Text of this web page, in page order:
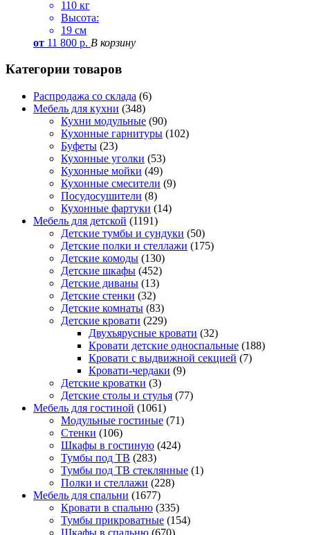
110 кг
Высота:
19 см
от 11 800 р. В корзину
Категории товаров
Распродажа со склада (6)
Мебель для кухни (348)
Кухни модульные (90)
Кухонные гарнитуры (102)
Буфеты (23)
Кухонные уголки (53)
Кухонные мойки (49)
Кухонные смесители (9)
Посудосушители (8)
Кухонные фартуки (14)
Мебель для детской (1191)
Детские тумбы и сундуки (50)
Детские полки и стеллажи (175)
Детские комоды (130)
Детские шкафы (452)
Детские диваны (13)
Детские стенки (32)
Детские комнаты (83)
Детские кровати (229)
Двухъярусные кровати (32)
Кровати детские односпальные (188)
Кровати с выдвижной секцией (7)
Кровати-чердаки (9)
Детские кроватки (3)
Детские столы и стулья (77)
Мебель для гостиной (1061)
Модульные гостиные (71)
Стенки (106)
Шкафы в гостиную (424)
Тумбы под ТВ (283)
Тумбы под ТВ стеклянные (1)
Полки и стеллажи (228)
Мебель для спальни (1677)
Кровати в спальню (335)
Тумбы прикроватные (154)